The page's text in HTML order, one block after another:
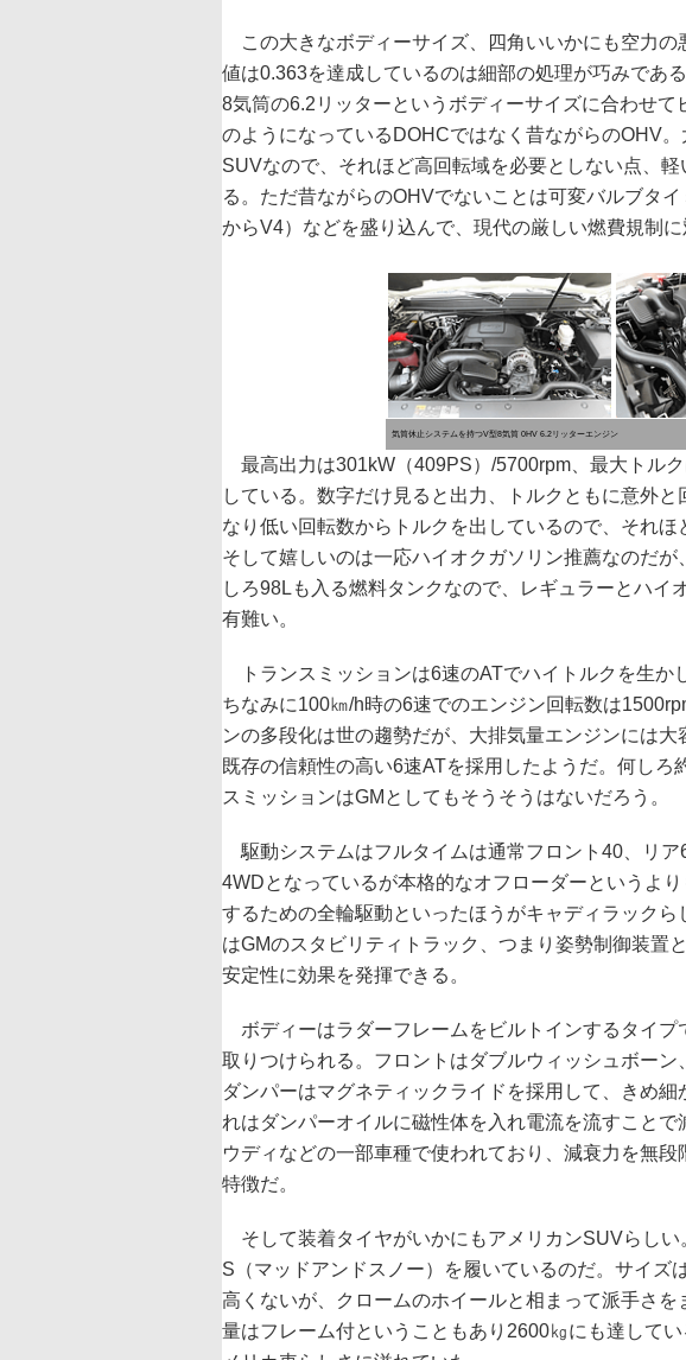
この大きなボディーサイズ、四角いいかにも空力の
値は0.363を達成しているのは細部の処理が巧みであ
8気筒の6.2リッターというボディーサイズに合わせ
のようになっているDOHCではなく昔ながらのOHV
SUVなので、それほど高回転域を必要としない点、
る。ただ昔ながらのOHVでないことは可変バルブタ
からV4）などを盛り込んで、現代の厳しい燃費規制に
気筒休止システムを持つV型8気筒 0HV 6.2リッターエンジン
最高出力は301kW（409PS）/5700rpm、最大トル
している。数字だけ見ると出力、トルクともに意外
なり低い回転数からトルクを出しているので、それほ
そして嬉しいのは一応ハイオクガソリン推薦なのだ
しろ98Lも入る燃料タンクなので、レギュラーとハイ
有難い。
トランスミッションは6速のATでハイトルクを生か
ちなみに100㎞/h時の6速でのエンジン回転数は
ンの多段化は世の趨勢だが、大排気量エンジンには大
既存の信頼性の高い6速ATを採用したようだ。何しろ
スミッションはGMとしてもそうそうはないだろう。
駆動システムはフルタイムは通常フロント40、リア
4WDとなっているが本格的なオフローダーというよ
するための全輪駆動といったほうがキャディラック
はGMのスタビリティトラック、つまり姿勢制御装置
安定性に効果を発揮できる。
ボディーはラダーフレームをビルトインするタイプ
取りつけられる。フロントはダブルウィッシュボーン
ダンパーはマグネティックライドを採用して、きめ
れはダンパーオイルに磁性体を入れ電流を流すこと
ウディなどの一部車種で使われており、減衰力を無
特徴だ。
そして装着タイヤがいかにもアメリカンSUVらしい
S（マッドアンドスノー）を履いているのだ。サイズ
高くないが、クロームのホイールと相まって派手さ
量はフレーム付ということもあり2600㎏にも達して